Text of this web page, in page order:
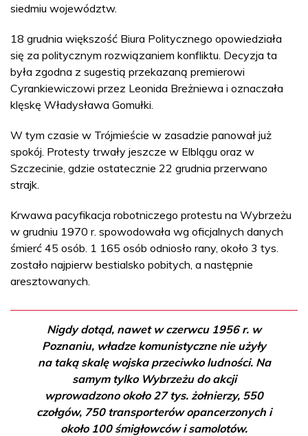
siedmiu województw.
18 grudnia większość Biura Politycznego opowiedziała
się za politycznym rozwiązaniem konfliktu. Decyzja ta
była zgodna z sugestią przekazaną premierowi
Cyrankiewiczowi przez Leonida Breżniewa i oznaczała
klęskę Władysława Gomułki.
W tym czasie w Trójmieście w zasadzie panował już
spokój. Protesty trwały jeszcze w Elblągu oraz w
Szczecinie, gdzie ostatecznie 22 grudnia przerwano
strajk.
Krwawa pacyfikacja robotniczego protestu na Wybrzeżu
w grudniu 1970 r. spowodowała wg oficjalnych danych
śmierć 45 osób. 1 165 osób odniosło rany, około 3 tys.
zostało najpierw bestialsko pobitych, a następnie
aresztowanych.
Nigdy dotąd, nawet w czerwcu 1956 r. w
Poznaniu, władze komunistyczne nie użyły
na taką skalę wojska przeciwko ludności. Na
samym tylko Wybrzeżu do akcji
wprowadzono około 27 tys. żołnierzy, 550
czołgów, 750 transporterów opancerzonych i
około 100 śmigłowców i samolotów.